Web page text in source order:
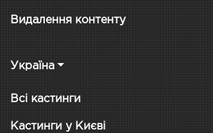
Видалення контенту
Україна
Всі кастинги
Кастинги у Києві